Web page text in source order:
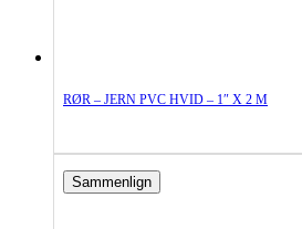
RØR – JERN PVC HVID – 1″ X 2 M
Sammenlign